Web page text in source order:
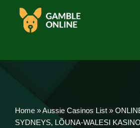
Home »Aussie Casinos List »
SYDNEYS, LÕUNA-WALESI